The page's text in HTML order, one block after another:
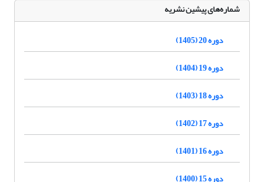
شماره‌های پیشین نشریه
دوره 20 (1405)
دوره 19 (1404)
دوره 18 (1403)
دوره 17 (1402)
دوره 16 (1401)
دوره 15 (1400)